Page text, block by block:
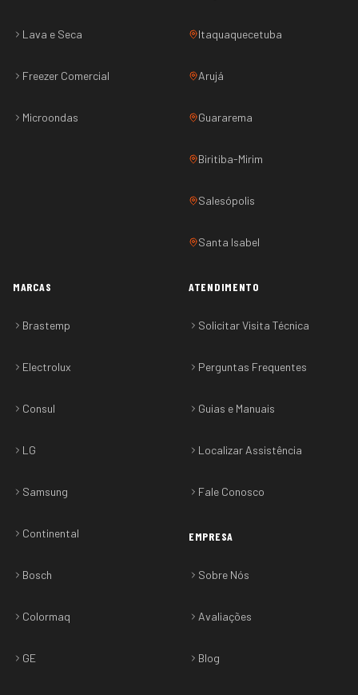
Lava e Seca
Freezer Comercial
Microondas
Itaquaquecetuba
Arujá
Guararema
Biritiba-Mirim
Salesópolis
Santa Isabel
MARCAS
Brastemp
Electrolux
Consul
LG
Samsung
Continental
Bosch
Colormaq
GE
ATENDIMENTO
Solicitar Visita Técnica
Perguntas Frequentes
Guias e Manuais
Localizar Assistência
Fale Conosco
EMPRESA
Sobre Nós
Avaliações
Blog